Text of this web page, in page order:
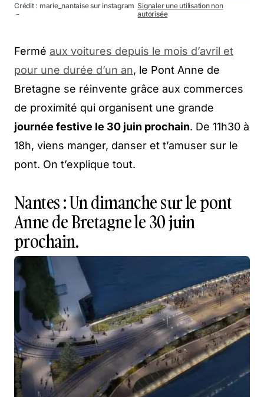
Crédit : marie_nantaise sur instagram
－
Signaler une utilisation non
autorisée
Fermé aux voitures depuis le mois d’avril et
pour une durée d’un an, le Pont Anne de
Bretagne se réinvente grâce aux commerces
de proximité qui organisent une grande
journée festive le 30 juin prochain. De 11h30 à
18h, viens manger, danser et t’amuser sur le
pont. On t’explique tout.
Nantes : Un dimanche sur le pont
Anne de Bretagne le 30 juin
prochain.